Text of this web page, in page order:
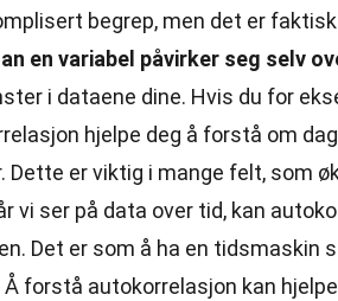
begrep, men det er
en variabel påvirker seg selv
i dataene dine. Hvis du for
hjelpe deg å forstå om
er viktig i mange felt, som
vi ser på data over tid, kan
Det er som å ha en tidsmaskin
forstå autokorrelasjon kan